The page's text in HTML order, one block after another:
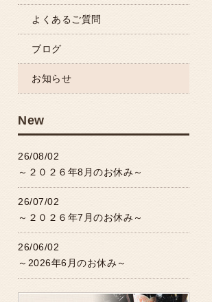
よくあるご質問
ブログ
お知らせ
New
26/08/02
～２０２６年8月のお休み～
26/07/02
～２０２６年7月のお休み～
26/06/02
～2026年6月のお休み～